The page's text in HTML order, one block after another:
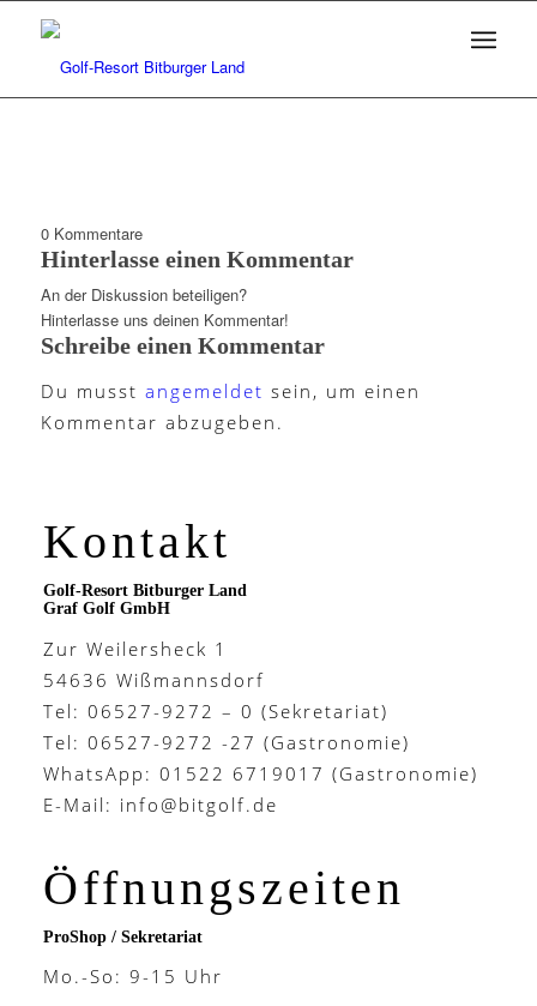
0 Kommentare
Hinterlasse einen Kommentar
An der Diskussion beteiligen?
Hinterlasse uns deinen Kommentar!
Schreibe einen Kommentar
Du musst angemeldet sein, um einen
Kommentar abzugeben.
Kontakt
Golf-Resort Bitburger Land
Graf Golf GmbH
Zur Weilersheck 1
54636 Wißmannsdorf
Tel: 06527-9272 – 0 (Sekretariat)
Tel: 06527-9272 -27 (Gastronomie)
WhatsApp: 01522 6719017 (Gastronomie)
E-Mail: info@bitgolf.de
Öffnungszeiten
ProShop / Sekretariat
Mo.-So: 9-15 Uhr